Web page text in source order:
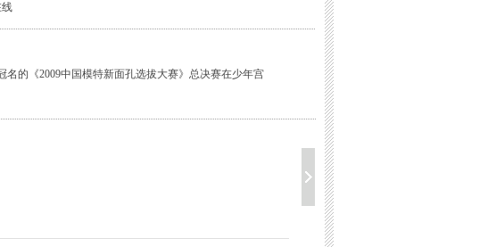
的《2009中国模特新面孔选拔大赛》总决赛在少年宫